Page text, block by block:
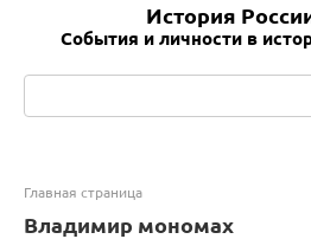
История
События и личности в
Поиск:
Главная страница
Владимир мономах